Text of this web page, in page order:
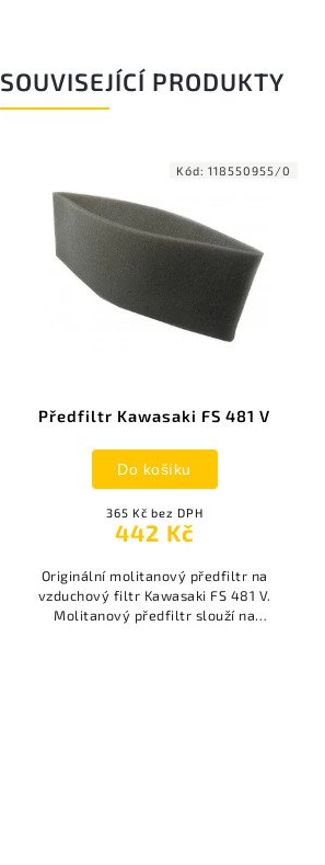
SOUVISEJÍCÍ PRODUKTY
Předfiltr Kawasaki FS 481 V
365 Kč bez DPH
442 Kč
Do košíku
Originální molitanový předfiltr na
vzduchový filtr Kawasaki FS 481 V.
Molitanový předfiltr slouží na
Kód: 118550955/0